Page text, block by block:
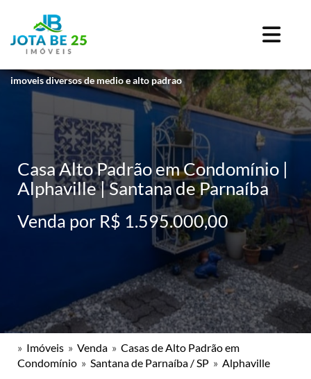
imoveis diversos de medio e alto padrao
Casa Alto Padrão em Condomínio |
Alphaville | Santana de Parnaíba
Venda por R$ 1.595.000,00
» Imóveis » Venda » Casas de Alto Padrão em
Condomínio » Santana de Parnaíba / SP » Alphaville